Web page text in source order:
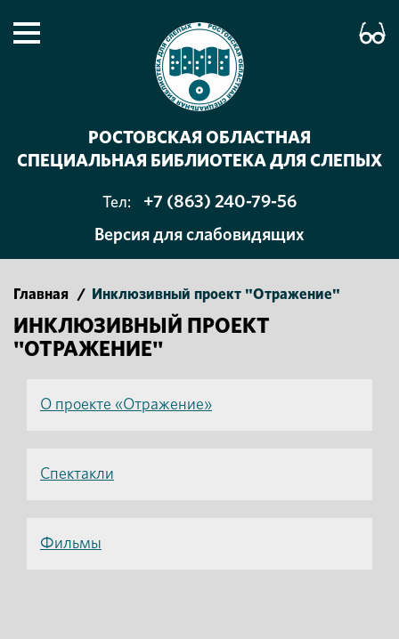
РОСТОВСКАЯ ОБЛАСТНАЯ
СПЕЦИАЛЬНАЯ БИБЛИОТЕКА ДЛЯ СЛЕПЫХ
Тел:
+7 (863) 240-79-56
Версия для слабовидящих
Главная / Инклюзивный проект "Отражение"
ИНКЛЮЗИВНЫЙ ПРОЕКТ
"ОТРАЖЕНИЕ"
О проекте «Отражение»
Спектакли
Фильмы